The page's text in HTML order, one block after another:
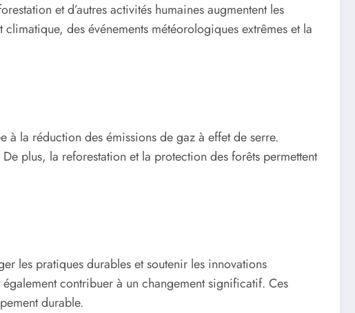
et d’autres activités humaines augmentent les
des événements météorologiques extrêmes et la
la réduction des émissions de gaz à effet de serre.
plus, la reforestation et la protection des forêts permettent
les pratiques durables et soutenir les innovations
contribuer à un changement significatif. Ces
durable.